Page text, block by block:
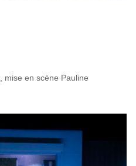
, mise en scène Pauline